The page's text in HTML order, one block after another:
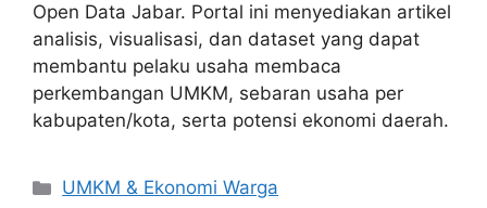
Open Data Jabar. Portal ini menyediakan artikel
analisis, visualisasi, dan dataset yang dapat
membantu pelaku usaha membaca
perkembangan UMKM, sebaran usaha per
kabupaten/kota, serta potensi ekonomi daerah.
Kategori
UMKM & Ekonomi Warga